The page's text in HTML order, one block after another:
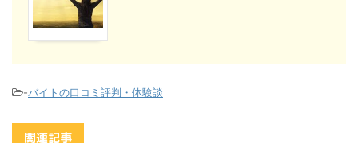
-バイトの口コミ評判・体験談
関連記事